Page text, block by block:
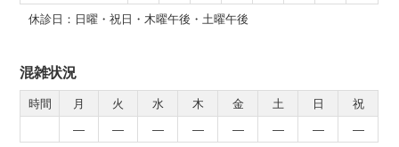
休診日：日曜・祝日・木曜午後・土曜午後
混雑状況
時間 月 火 水 木 金 土 日
祝
―
― ― ― ― ― ― ―